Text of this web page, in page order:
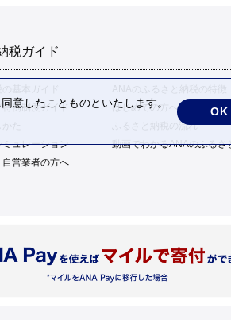
税ガイド
基本ガイド
ANAのふるさと納税の特徴
例制度ガイド
はじめての方へ
ふるさと納税の流れ
ュレーション
動画でわかるANAのふるさ
営業者の方へ
意したことものといたします。
OK